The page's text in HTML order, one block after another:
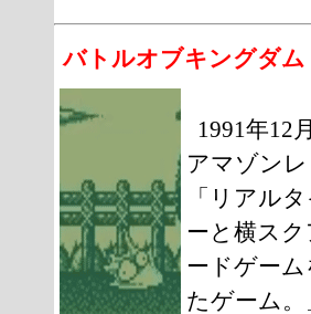
バトルオブキングダム
1991年12
アマゾン
「リアル
ーと横ス
ードゲー
たゲーム。